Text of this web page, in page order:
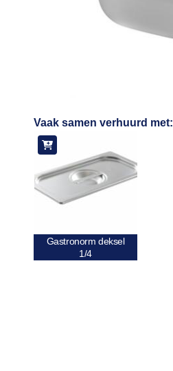
Vaak samen verhuurd met:
Gastronorm deksel
1/4